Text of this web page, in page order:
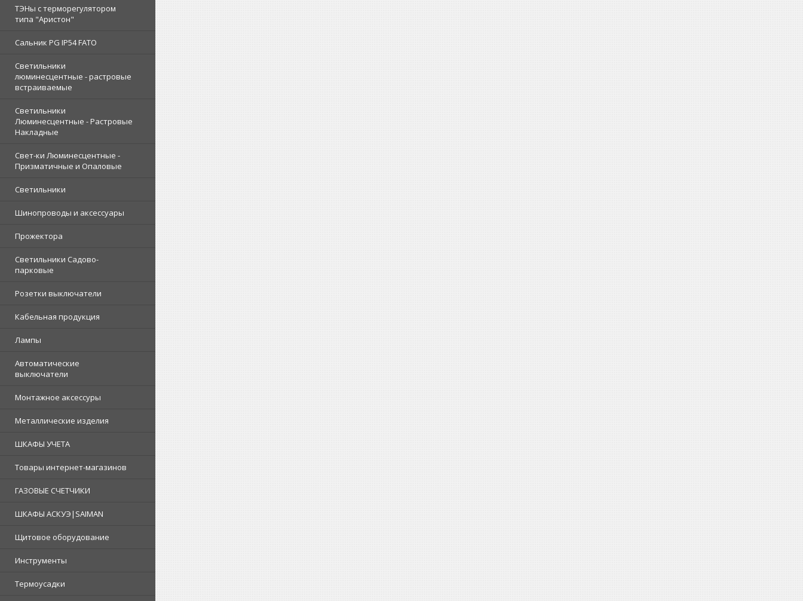
ТЭНы с терморегулятором
типа "Аристон"
Сальник PG IP54 FATO
Светильники
люминесцентные - растровые
встраиваемые
Светильники
Люминесцентные - Растровые
Накладные
Свет-ки Люминесцентные -
Призматичные и Опаловые
Светильники
Шинопроводы и аксессуары
Прожектора
Светильники Садово-
парковые
Розетки выключатели
Кабельная продукция
Лампы
Автоматические
выключатели
Монтажное аксессуры
Металлические изделия
ШКАФЫ УЧЕТА
Товары интернет-магазинов
ГАЗОВЫЕ СЧЕТЧИКИ
ШКАФЫ АСКУЭ|SAIMAN
Щитовое оборудование
Инструменты
Термоусадки